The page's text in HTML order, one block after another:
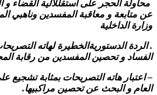
محاولة الحجر على استقللالية القضاء و
عن متابعة و معاقبة المفسدين وناهبي
وزارة الداخلية
. الردة الدستوريةالخطيرة لهاته
الفساد و تحصين المفسدين من رقابة
– اعتبار هاته التصريحات بمثابة تشجيع
العام و البحث عن تحصين مراكبيها.